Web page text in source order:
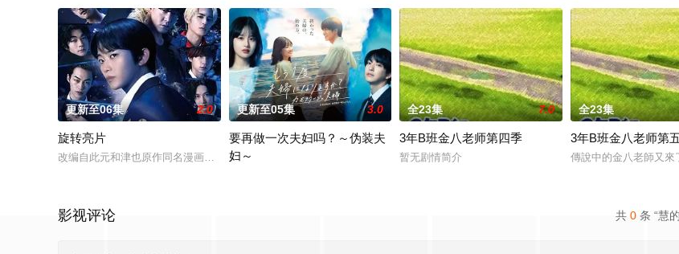
更新至06集 2.0
旋转亮片
改编自此元和津也原作同名漫画。不起眼的高中生三井宏太在好友内新次郎的邀请下加入了钓鱼部。虽然听说这是守护城镇秩序的正义
更新至05集 3.0
要再做一次夫妇吗？～伪装夫
妇～
全23集 7.0
3年B班金八老师第四季
暂无剧情简介
全23集
3年B班金八老师第
傳說中的金八老師又來
共 0 条 “慧
影视评论